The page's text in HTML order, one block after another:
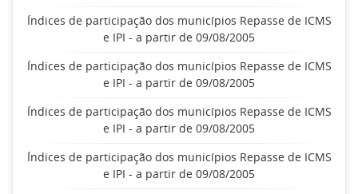
Índices de participação dos municípios Repasse de ICMS
e IPI - a partir de 09/08/2005
Índices de participação dos municípios Repasse de ICMS
e IPI - a partir de 09/08/2005
Índices de participação dos municípios Repasse de ICMS
e IPI - a partir de 09/08/2005
Índices de participação dos municípios Repasse de ICMS
e IPI - a partir de 09/08/2005